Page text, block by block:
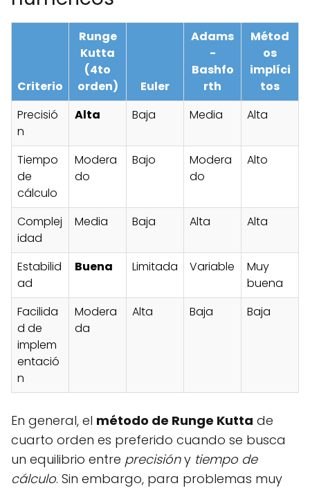
Criterio
Runge
Kutta
(4to
orden)
Euler
Adams
-
Bashfo
rth
Métod
os
implíci
tos
Precisió
n
Alta Baja Media Alta
Tiempo
de
cálculo
Modera
do
Bajo
Modera
do
Alto
Complej
idad
Media Baja Alta Alta
Estabilid
ad
Buena Limitada Variable
Muy
buena
Facilida
d de
implem
entació
n
Modera
da
Alta Baja Baja
En general, el método de Runge Kutta de
cuarto orden es preferido cuando se busca
un equilibrio entre precisióny tiempo de
cálculo. Sin embargo, para problemas muy